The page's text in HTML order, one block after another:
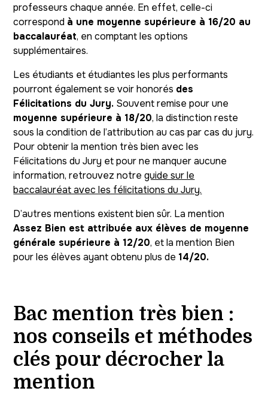
professeurs chaque année. En effet, celle-ci
correspond à une moyenne supérieure à 16/20 au
baccalauréat, en comptant les options
supplémentaires.
Les étudiants et étudiantes les plus performants
pourront également se voir honorés des
Félicitations du Jury. Souvent remise pour une
moyenne supérieure à 18/20, la distinction reste
sous la condition de l’attribution au cas par cas du jury.
Pour obtenir la mention très bien avec les
Félicitations du Jury et pour ne manquer aucune
information, retrouvez notreguide sur le
baccalauréat avec les félicitations du Jury.
D’autres mentions existent bien sûr. La mention
Assez Bien est attribuée aux élèves de moyenne
générale supérieure à 12/20, et la mention Bien
pour les élèves ayant obtenu plus de 14/20.
Bac mention très bien :
nos conseils et méthodes
clés pour décrocher la
mention